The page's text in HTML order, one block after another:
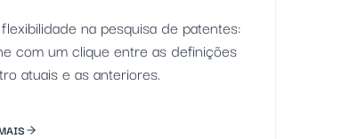
na pesquisa de patentes:
com um clique entre as definições
atuais e as anteriores.